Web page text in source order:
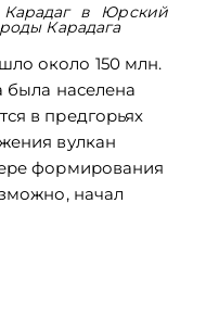
Карадаг в Юрский
Карадага
около 150 млн.
была населена
в предгорьях
вулкан
формирования
начал